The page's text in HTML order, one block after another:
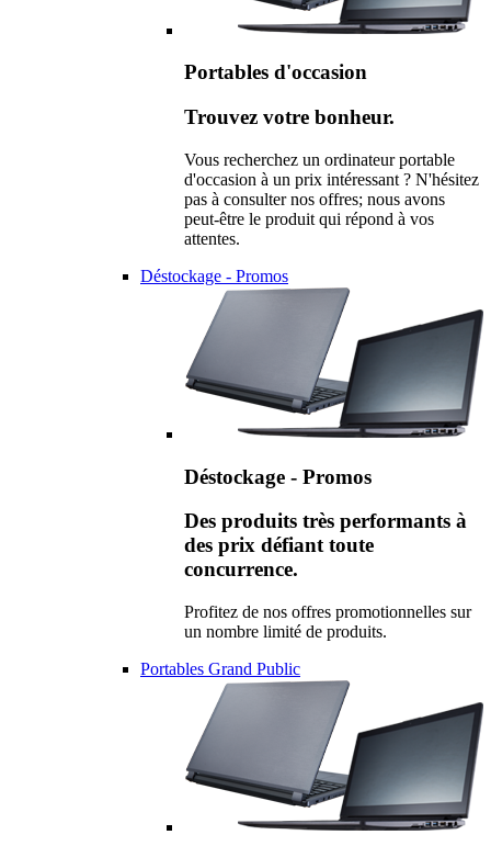
Portables d'occasion
Trouvez votre bonheur.
Vous recherchez un ordinateur portable
d'occasion à un prix intéressant ? N'hésitez
pas à consulter nos offres; nous avons
peut-être le produit qui répond à vos
attentes.
Déstockage - Promos
Déstockage - Promos
Des produits très performants à
des prix défiant toute
concurrence.
Profitez de nos offres promotionnelles sur
un nombre limité de produits.
Portables Grand Public